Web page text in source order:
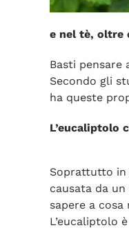
e nel tè, oltre
Basti pensare
Secondo gli
ha queste
L’eucaliptolo
Soprattutto in
causata da
sapere a
L’eucaliptolo